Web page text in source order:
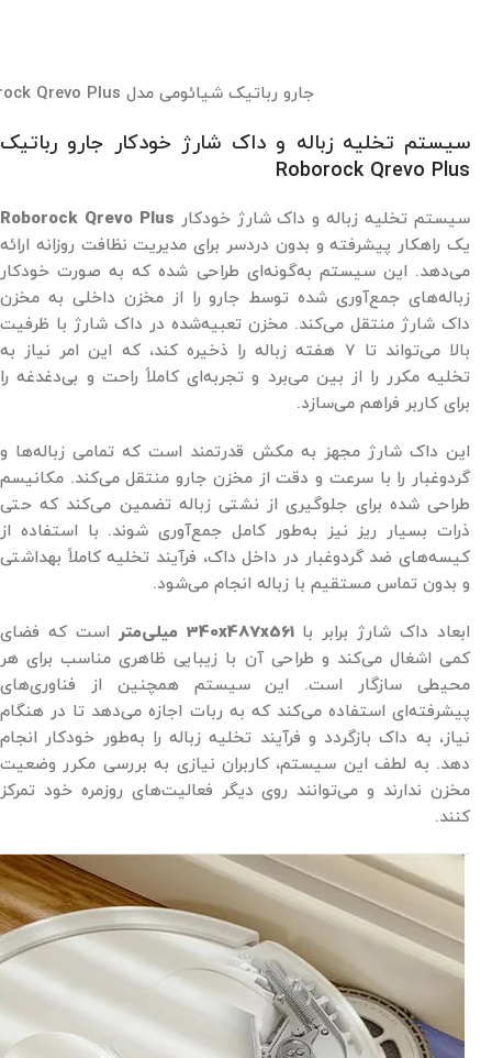
جارو رباتیک شیائومی مدل Roborock Qrevo Plus
سیستم تخلیه زباله و داک شارژ خودکار جارو رباتیک
Roborock Qrevo Plus
سیستم تخلیه زباله و داک شارژ خودکار Roborock Qrevo Plus
یک راهکار پیشرفته و بدون دردسر برای مدیریت نظافت روزانه ارائه
می‌دهد. این سیستم به‌گونه‌ای طراحی شده که به صورت خودکار
زباله‌های جمع‌آوری شده توسط جارو را از مخزن داخلی به مخزن
داک شارژ منتقل می‌کند. مخزن تعبیه‌شده در داک شارژ با ظرفیت
بالا می‌تواند تا 7 هفته زباله را ذخیره کند، که این امر نیاز به
تخلیه مکرر را از بین می‌برد و تجربه‌ای کاملاً راحت و بی‌دغدغه را
برای کاربر فراهم می‌سازد.
این داک شارژ مجهز به مکش قدرتمند است که تمامی زباله‌ها و
گردوغبار را با سرعت و دقت از مخزن جارو منتقل می‌کند. مکانیسم
طراحی شده برای جلوگیری از نشتی زباله تضمین می‌کند که حتی
ذرات بسیار ریز نیز به‌طور کامل جمع‌آوری شوند. با استفاده از
کیسه‌های ضد گردوغبار در داخل داک، فرآیند تخلیه کاملاً بهداشتی
و بدون تماس مستقیم با زباله انجام می‌شود.
ابعاد داک شارژ برابر با340x487x561 میلی‌متر
است که فضای
کمی اشغال می‌کند و طراحی آن با زیبایی ظاهری مناسب برای هر
محیطی سازگار است. این سیستم همچنین از فناوری‌های
پیشرفته‌ای استفاده می‌کند که به ربات اجازه می‌دهد تا در هنگام
نیاز، به داک بازگردد و فرآیند تخلیه زباله را به‌طور خودکار انجام
دهد. به لطف این سیستم، کاربران نیازی به بررسی مکرر وضعیت
مخزن ندارند و می‌توانند روی دیگر فعالیت‌های روزمره خود تمرکز
کنند.